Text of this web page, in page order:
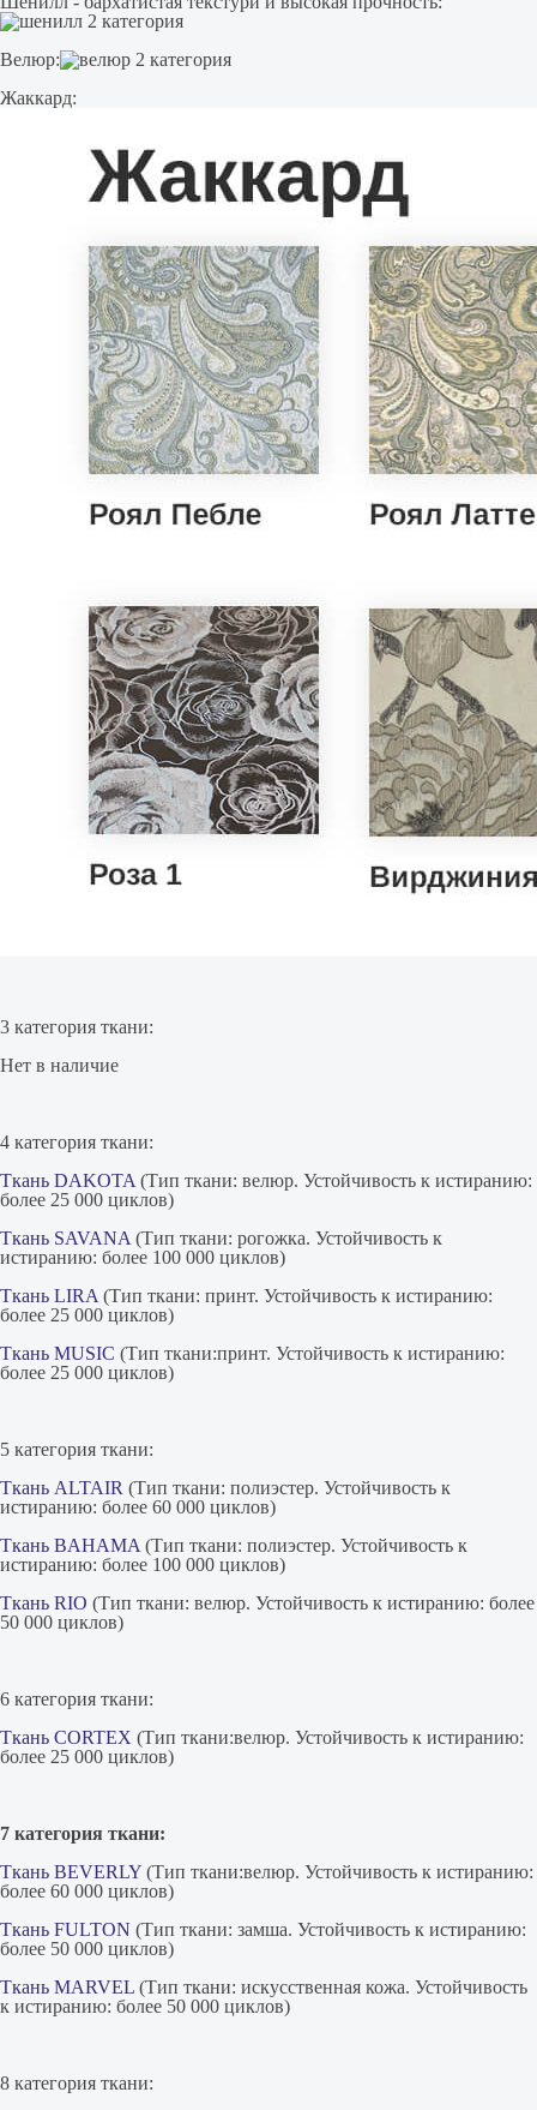
Велюр:
Жаккард:
3 категория ткани:
Нет в наличие
4 категория ткани:
Ткань DAKOTA (Тип ткани: велюр. Устойчивость к истиранию:
более 25 000 циклов)
Ткань SAVANA (Тип ткани: рогожка. Устойчивость к
истиранию: более 100 000 циклов)
Ткань LIRA (Тип ткани: принт. Устойчивость к истиранию:
более 25 000 циклов)
Ткань MUSIC (Тип ткани:принт. Устойчивость к истиранию:
более 25 000 циклов)
5 категория ткани:
Ткань ALTAIR (Тип ткани: полиэстер. Устойчивость к
истиранию: более 60 000 циклов)
Ткань BAHAMA (Тип ткани: полиэстер. Устойчивость к
истиранию: более 100 000 циклов)
Ткань RIO (Тип ткани: велюр. Устойчивость к истиранию: более
50 000 циклов)
6 категория ткани:
Ткань CORTEX (Тип ткани:велюр. Устойчивость к истиранию:
более 25 000 циклов)
7 категория ткани:
Ткань BEVERLY (Тип ткани:велюр. Устойчивость к истиранию:
более 60 000 циклов)
Ткань FULTON (Тип ткани: замша. Устойчивость к истиранию:
более 50 000 циклов)
Ткань MARVEL (Тип ткани: искусственная кожа. Устойчивость
к истиранию: более 50 000 циклов)
8 категория ткани: